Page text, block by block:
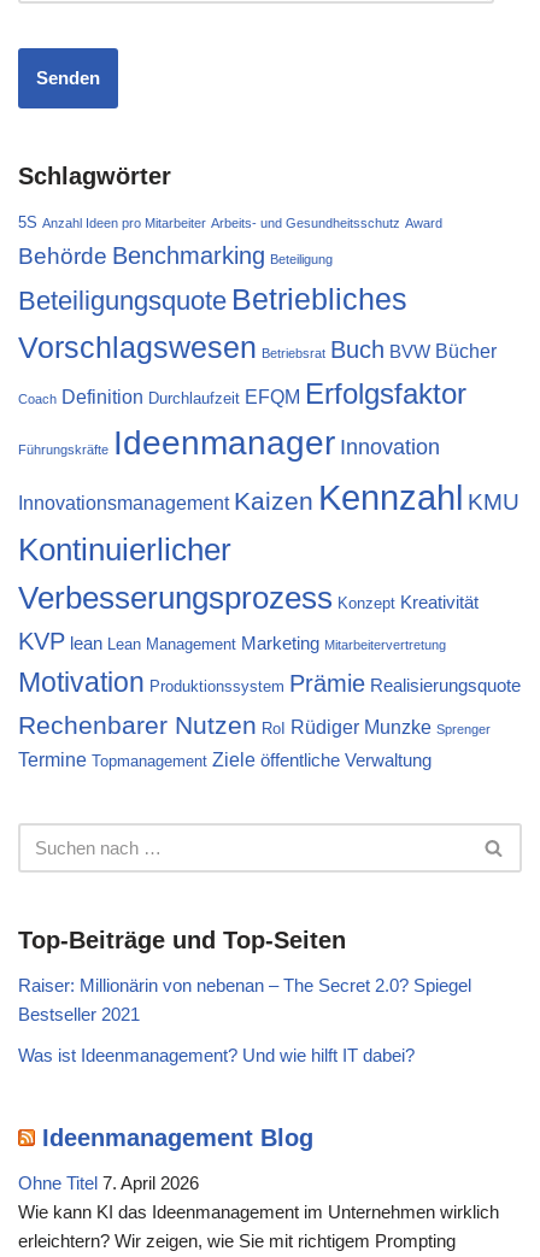
Schlagwörter
5S Anzahl Ideen pro Mitarbeiter Arbeits- und Gesundheitsschutz Award
Behörde Benchmarking Beteiligung
Beteiligungsquote Betriebliches
Vorschlagswesen Betriebsrat Buch BVW Bücher
Coach Definition Durchlaufzeit EFQM Erfolgsfaktor
Führungskräfte Ideenmanager Innovation
Innovationsmanagement Kaizen Kennzahl KMU
Kontinuierlicher
Verbesserungsprozess Konzept Kreativität
KVP lean Lean Management Marketing Mitarbeitervertretung
Motivation Produktionssystem Prämie Realisierungsquote
Rechenbarer Nutzen RoI Rüdiger Munzke Sprenger
Termine Topmanagement Ziele öffentliche Verwaltung
Top-Beiträge und Top-Seiten
Raiser: Millionärin von nebenan – The Secret 2.0? Spiegel
Bestseller 2021
Was ist Ideenmanagement? Und wie hilft IT dabei?
Ideenmanagement Blog
Ohne Titel 7. April 2026
Wie kann KI das Ideenmanagement im Unternehmen wirklich
erleichtern? Wir zeigen, wie Sie mit richtigem Prompting